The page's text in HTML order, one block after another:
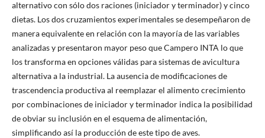
alternativo con sólo dos raciones (iniciador y terminador) y cinco
dietas. Los dos cruzamientos experimentales se desempeñaron de
manera equivalente en relación con la mayoría de las variables
analizadas y presentaron mayor peso que Campero INTA lo que
los transforma en opciones válidas para sistemas de avicultura
alternativa a la industrial. La ausencia de modificaciones de
trascendencia productiva al reemplazar el alimento crecimiento
por combinaciones de iniciador y terminador indica la posibilidad
de obviar su inclusión en el esquema de alimentación,
simplificando así la producción de este tipo de aves.